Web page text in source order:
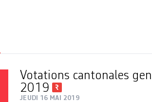
Votations cantonales
2019
JEUDI 16 MAI 2019